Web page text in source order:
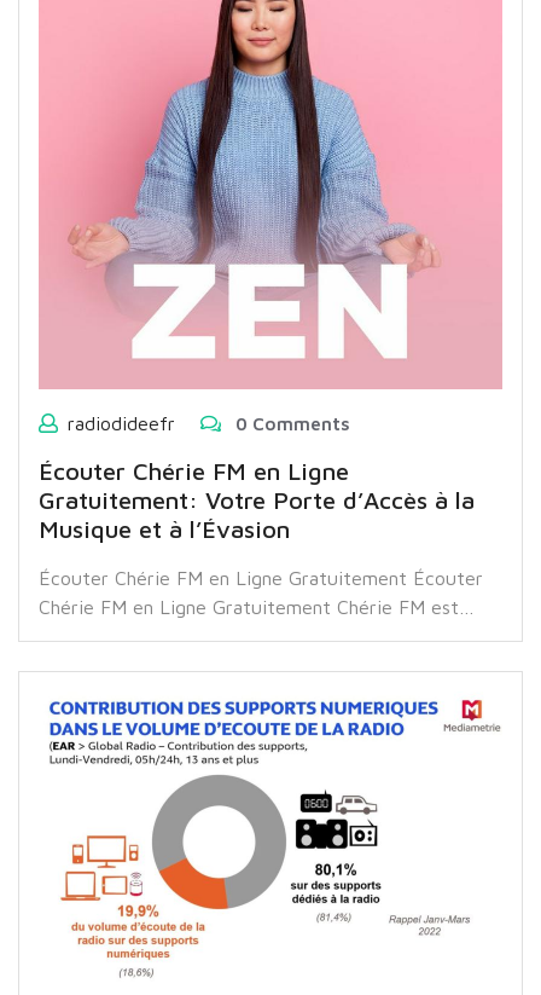
radiodideefr 0 Comments
Écouter Chérie FM en Ligne
Gratuitement: Votre Porte d’Accès à la
Musique et à l’Évasion
Écouter Chérie FM en Ligne Gratuitement Écouter
Chérie FM en Ligne Gratuitement Chérie FM est…